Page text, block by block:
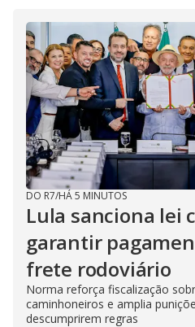
e
o
DO R7/HÁ 5 MINUTOS
Lula sanciona lei
garantir
frete rodoviário
Norma reforça fiscalização
caminhoneiros e amplia
descumprirem regras